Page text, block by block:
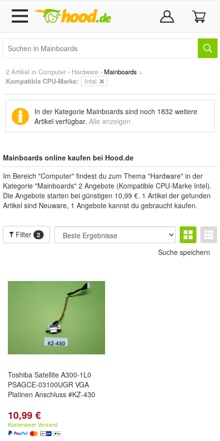
2 Artikel in Computer › Hardware › Mainboards >
Kompatible CPU-Marke:
Intel
In der Kategorie Mainboards sind noch 1832 weitere
Artikel verfügbar. Alle anzeigen
Mainboards online kaufen bei Hood.de
Im Bereich "Computer" findest du zum Thema "Hardware" in der
Kategorie "Mainboards" 2 Angebote (Kompatible CPU-Marke Intel).
Die Angebote starten bei günstigen 10,99 €. 1 Artikel der gefunden
Artikel sind Neuware, 1 Angebote kannst du gebraucht kaufen.
Filter 2
Suche speichern
Toshiba Satellite A300-1L0
PSAGCE-03100UGR VGA
Platinen Anschluss #KZ-430
10,99 €
Kostenloser Versand